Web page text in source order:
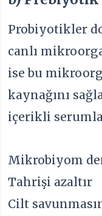
Probiyotikler
canlı
ise bu
kaynağını
içerikli
Mikrobiyom
Tahrişi azaltır
Cilt